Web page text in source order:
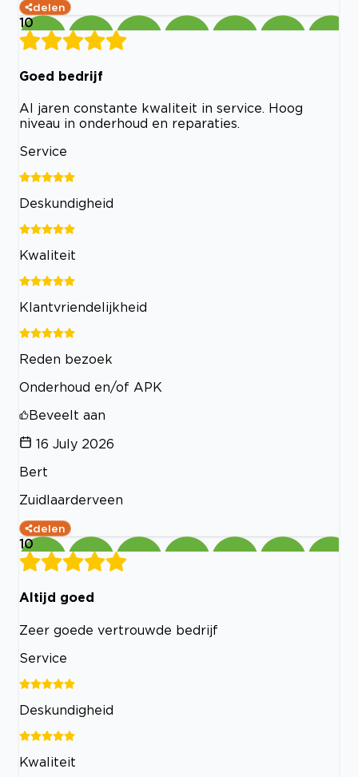
delen
10
Goed bedrijf
Al jaren constante kwaliteit in service. Hoog
niveau in onderhoud en reparaties.
Service
Deskundigheid
Kwaliteit
Klantvriendelijkheid
Reden bezoek
Onderhoud en/of APK
Beveelt aan
16 July 2026
Bert
Zuidlaarderveen
delen
10
Altijd goed
Zeer goede vertrouwde bedrijf
Service
Deskundigheid
Kwaliteit